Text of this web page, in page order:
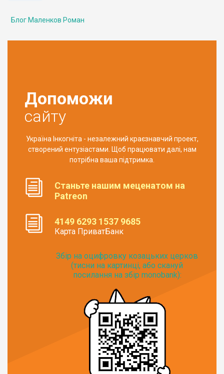
Блог Маленков Роман
Допоможи
сайту
Україна Інкогніта - незалежний краєзнавчий проект,
створений ентузіастами. Щоб працювати далі, нам
потрібна ваша підтримка.
Станьте нашим меценатом на
Patreon
4149 6293 1537 9685
Карта ПриватБанк
Збір на оцифровку козацьких церков
(тисни на картинці, або скануй
посилання на збір monobank):